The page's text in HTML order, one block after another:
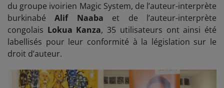
du groupe ivoirien Magic System, de l’auteur-interprète
burkinabéAlif Naaba et de l’auteur-interprète
congolais Lokua Kanza, 35 utilisateurs ont ainsi été
labellisés pour leur conformité à la législation sur le
droit d’auteur.